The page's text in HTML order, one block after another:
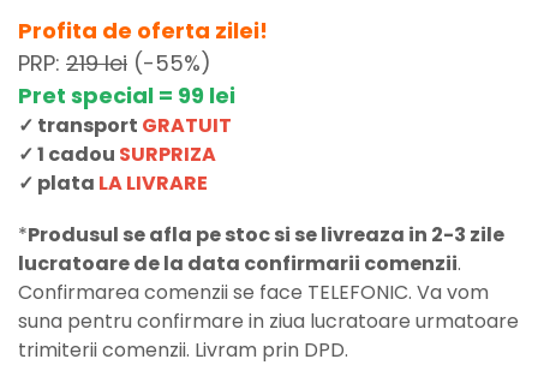
Profita de oferta zilei!
PRP: 219 lei (-55%)
Pret special = 99 lei
✓ transport GRATUIT
✓ 1 cadou SURPRIZA
✓ plata LA LIVRARE
*Produsul se afla pe stoc si se livreaza in 2-3 zile
lucratoare de la data confirmarii comenzii.
Confirmarea comenzii se face TELEFONIC. Va vom
suna pentru confirmare in ziua lucratoare urmatoare
trimiterii comenzii. Livram prin DPD.